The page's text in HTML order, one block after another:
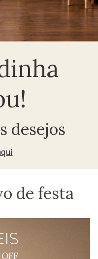
desejos
de festa